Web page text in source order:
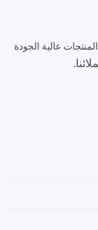
عالية الجودة